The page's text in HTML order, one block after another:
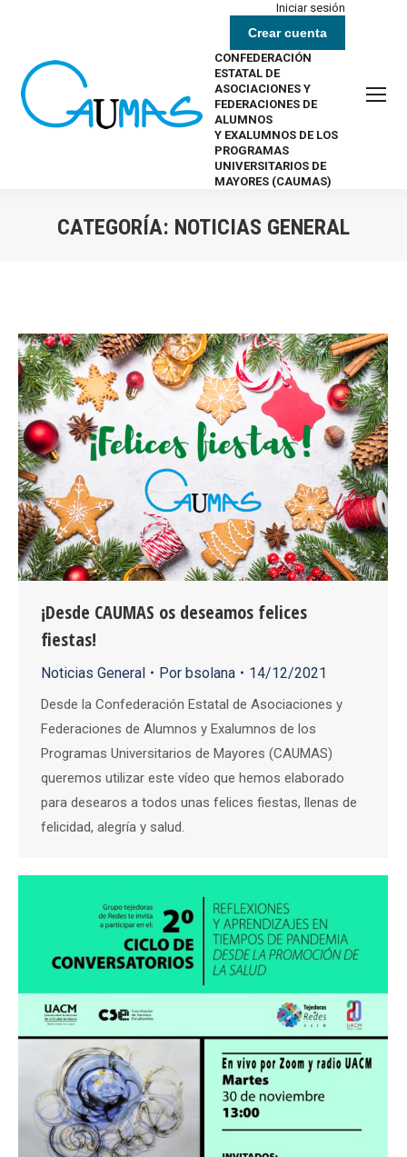
Iniciar sesión
Crear cuenta
CONFEDERACIÓN
ESTATAL DE
ASOCIACIONES Y
FEDERACIONES DE
ALUMNOS
Y EXALUMNOS DE LOS
PROGRAMAS
UNIVERSITARIOS DE
MAYORES (CAUMAS)
CATEGORÍA: NOTICIAS GENERAL
¡Desde CAUMAS os deseamos felices
fiestas!
Noticias General Por bsolana 14/12/2021
Desde la Confederación Estatal de Asociaciones y
Federaciones de Alumnos y Exalumnos de los
Programas Universitarios de Mayores (CAUMAS)
queremos utilizar este vídeo que hemos elaborado
para desearos a todos unas felices fiestas, llenas de
felicidad, alegría y salud.